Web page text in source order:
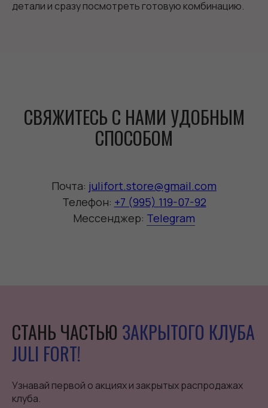
детали и сразу посмотреть готовую комбинацию.
СВЯЖИТЕСЬ С НАМИ УДОБНЫМ
СПОСОБОМ
Почта: julifort.store@gmail.com
Телефон: +7 (995) 119-07-92
Мессенджер: Telegram
СТАНЬ ЧАСТЬЮ ЗАКРЫТОГО КЛУБА
JULI FORT!
Узнавай первой о акциях и закрытых распродажах
клуба.